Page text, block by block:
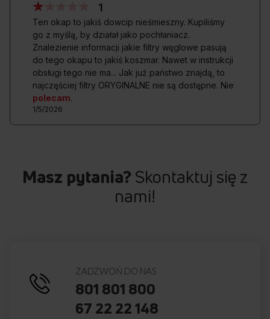
STEROWANIE SENSOROWE
Komfort używania i czyszczenia
Zapomnij o uciążliwym czyszczeniu brudu gromadzącego się
ale zyskasz łatwy dostęp do wszystkich funkcji okapu.
Przekonaj się, jak wciągający może być komfort!
Cicha praca
1
Ten okap to jakiś dowcip nieśmieszny. Kupiliśmy
go z myślą, by działał jako pochłaniacz.
Znalezienie informacji jakie filtry węglowe pasują
do tego okapu to jakiś koszmar. Nawet w instrukcji
obsługi tego nie ma... Jak już państwo znajdą, to
najczęściej filtry ORYGINALNE nie są dostępne. Nie
polecam.
1/5/2026
Masz pytania? Skontaktuj się z
nami!
ZADZWOŃ DO NAS
801 801 800
67 22 22 148